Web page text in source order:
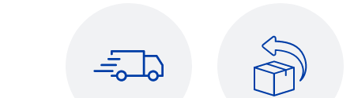
Flacone in plastica riciclata 50%